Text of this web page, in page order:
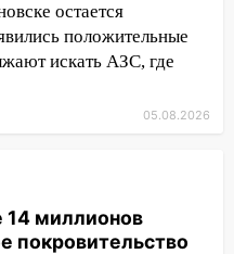
области
районе утонул
помогли
на улице
остается
положительные
искать АЗС, где
05.08.2026
14 миллионов
покровительство